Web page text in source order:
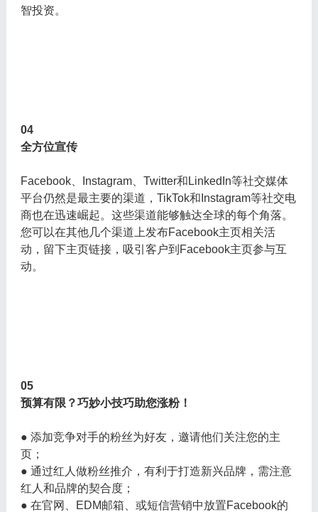
智投资。
04
全方位宣传
Facebook、Instagram、Twitter和LinkedIn等社交媒体
平台仍然是最主要的渠道，TikTok和Instagram等社交电
商也在迅速崛起。这些渠道能够触达全球的每个角落。
您可以在其他几个渠道上发布Facebook主页相关活
动，留下主页链接，吸引客户到Facebook主页参与互
动。
05
预算有限？巧妙小技巧助您涨粉！
● 添加竞争对手的粉丝为好友，邀请他们关注您的主
页；
● 通过红人做粉丝推介，有利于打造新兴品牌，需注意
红人和品牌的契合度；
● 在官网、EDM邮箱、或短信营销中放置Facebook的